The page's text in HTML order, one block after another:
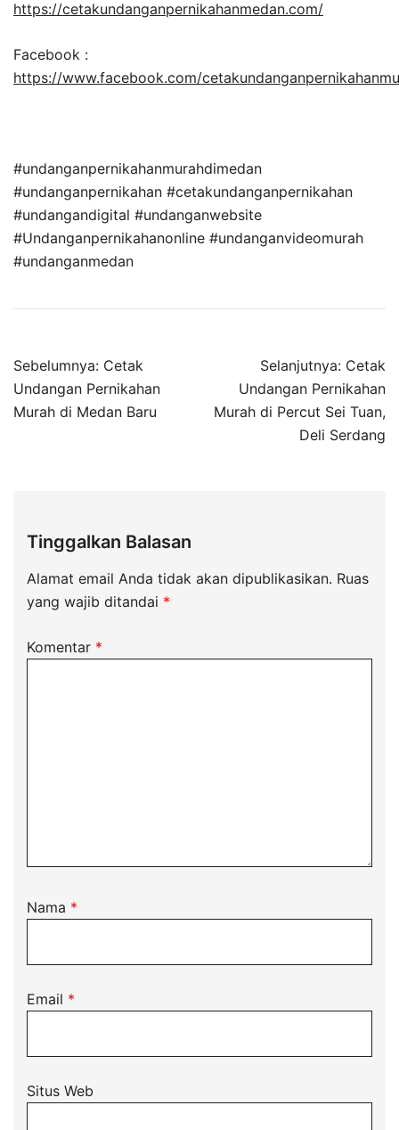
https://cetakundanganpernikahanmedan.com/
Facebook :
https://www.facebook.com/
#undanganpernikahanmurahdimedan
#undanganpernikahan #cetakundanganpernikahan
#undangandigital #undanganwebsite
#Undanganpernikahanonline #undanganvideomurah
#undanganmedan
Sebelumnya: Cetak
Undangan Pernikahan
Murah di Medan Baru
Selanjutnya: Cetak
Undangan Pernikahan
Murah di Percut Sei Tuan,
Deli Serdang
Tinggalkan Balasan
Alamat email Anda tidak akan dipublikasikan. Ruas
yang wajib ditandai *
Komentar *
Nama *
Email *
Situs Web